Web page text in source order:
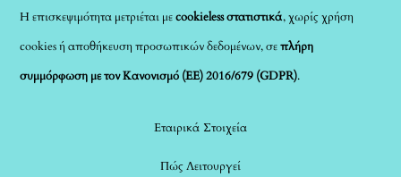
Η επισκεψιμότητα μετριέται μεcookieless στατιστικά, χωρίς χρήση
cookies ή αποθήκευση προσωπικών δεδομένων, σεπλήρη
συμμόρφωση με τον Κανονισμό (ΕΕ) 2016/679 (GDPR).
Εταιρικά Στοιχεία
Πώς Λειτουργεί